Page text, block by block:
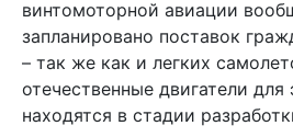
винтомоторной авиации
запланировано поставок
– так же как и легких
отечественные двигатели
находятся в стадии